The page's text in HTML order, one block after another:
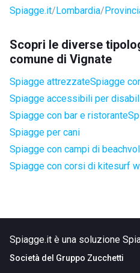
Spiagge.it Lombardia
Scopri le diverse
comune di Vignate
Spiagge attrezzateSpiagge
Spiagge accessibili per
Spiagge con bar e ristorante
Spiagge per cani
Spiagge con campi di
Spiagge con corsi di kitesurf
Spiagge.it è una soluzione
Società del Gruppo Zucchetti